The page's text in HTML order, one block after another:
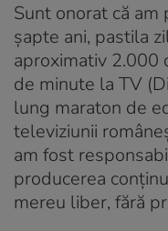
Sunt onorat că
șapte ani, pastila
aproximativ 2.000
de minute la TV
lung maraton de
televiziunii
am fost
producerea
mereu liber, fără